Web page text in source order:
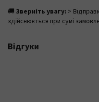
🚚 Зверніть увагу: >
здійснюється при сумі
Відгуки